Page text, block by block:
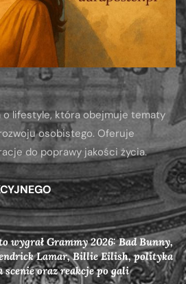
lifestyle, która obejmuje tematy
osobistego. Oferuje
do poprawy jakości życia.
wygrał Grammy 2026: Bad Bunny,
Lamar, Billie Eilish, polityka
scenie oraz reakcje po gali